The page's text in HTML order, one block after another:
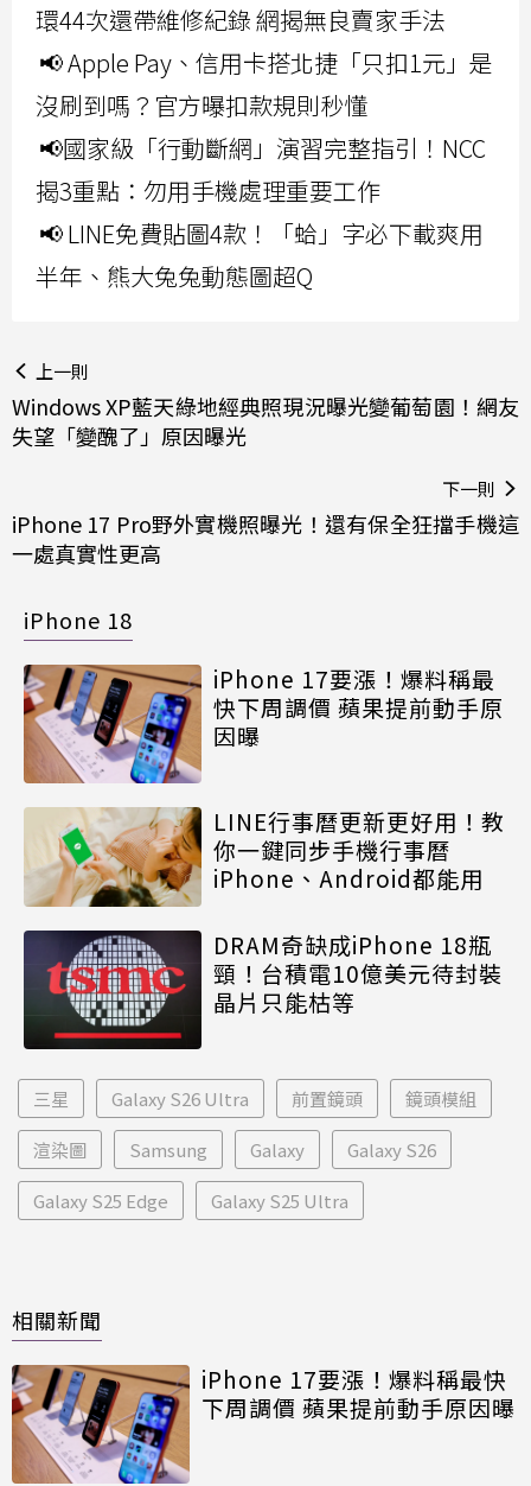
環44次還帶維修紀錄 網揭無良賣家手法
📢 Apple Pay、信用卡搭北捷「只扣1元」是
沒刷到嗎？官方曝扣款規則秒懂
📢國家級「行動斷網」演習完整指引！NCC
揭3重點：勿用手機處理重要工作
📢 LINE免費貼圖4款！「蛤」字必下載爽用
半年、熊大兔兔動態圖超Q
上一則
Windows XP藍天綠地經典照現況曝光變葡萄園！網友
失望「變醜了」原因曝光
下一則
iPhone 17 Pro野外實機照曝光！還有保全狂擋手機這
一處真實性更高
iPhone 18
iPhone 17要漲！爆料稱最
快下周調價 蘋果提前動手原
因曝
LINE行事曆更新更好用！教
你一鍵同步手機行事曆
iPhone、Android都能用
DRAM奇缺成iPhone 18瓶
頸！台積電10億美元待封裝
晶片只能枯等
三星 Galaxy S26 Ultra 前置鏡頭 鏡頭模組
渲染圖 Samsung Galaxy Galaxy S26
Galaxy S25 Edge Galaxy S25 Ultra
相關新聞
iPhone 17要漲！爆料稱最快
下周調價 蘋果提前動手原因曝